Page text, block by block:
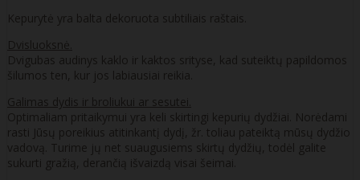
Kepurytė yra balta dekoruota subtiliais raštais.
Dvisluoksnė.
Dvigubas audinys kaklo ir kaktos srityse, kad suteiktų papildomos
šilumos ten, kur jos labiausiai reikia.
Galimas dydis ir broliukui ar sesutei.
Optimaliam pritaikymui yra keli skirtingi kepurių dydžiai. Norėdami
rasti Jūsų poreikius atitinkantį dydį, žr. toliau pateiktą mūsų dydžio
vadovą. Turime jų net suaugusiems skirtų dydžių, todėl galite
sukurti gražią, derančią išvaizdą visai šeimai.